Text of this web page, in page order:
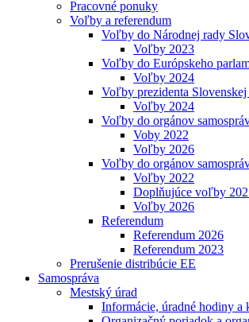
Pracovné ponuky
Voľby a referendum
Voľby do Národnej rady
Voľby 2023
Voľby do Európskeho
Voľby 2024
Voľby prezidenta
Voľby 2024
Voľby do orgánov
Voby 2022
Voľby 2026
Voľby do orgánov
Voľby 2022
Doplňujúce voľby
Voľby 2026
Referendum
Referendum 2026
Referendum 2023
Prerušenie distribúcie EE
Samospráva
Mestský úrad
Informácie, úradné hodiny a